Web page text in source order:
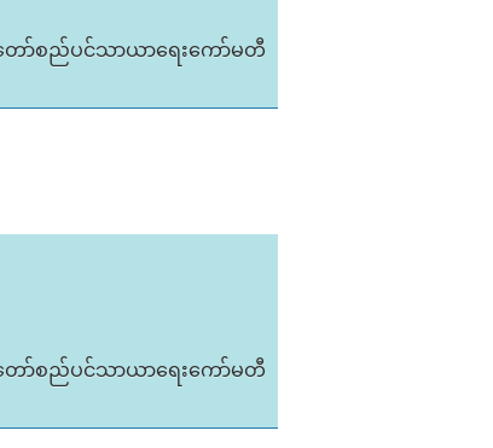
ော်စည်ပင်သာယာရေးကော်မတီ
ော်စည်ပင်သာယာရေးကော်မတီ